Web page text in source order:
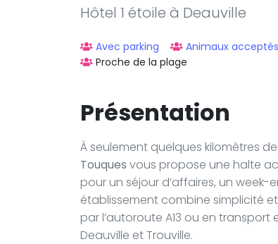
Hôtel 1 étoile à Deauville
Avec parking Animaux acceptés
Proche de la plage
Présentation
À seulement quelques kilomètres
Touques vous propose une halte
pour un séjour d’affaires, un
établissement combine simplicité
par l’autoroute A13 ou en
Deauville et Trouville.